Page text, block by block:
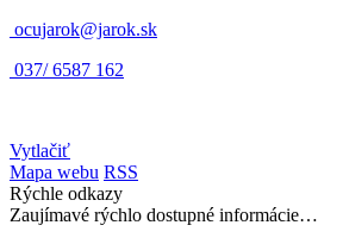
ocujarok@jarok.sk
037/ 6587 162
Vytlačiť
Mapa webu RSS
Rýchle odkazy
Zaujímavé rýchlo dostupné informácie…